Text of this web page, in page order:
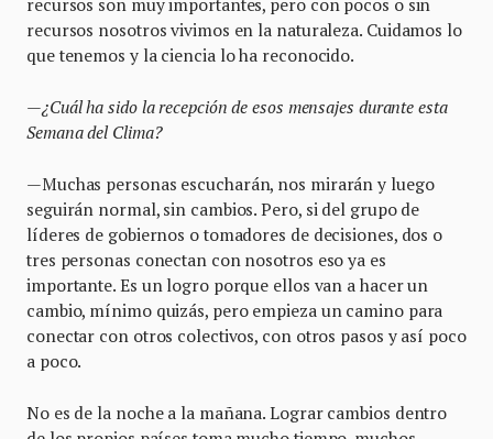
recursos son muy importantes, pero con pocos o sin
recursos nosotros vivimos en la naturaleza. Cuidamos lo
que tenemos y la ciencia lo ha reconocido.
—¿Cuál ha sido la recepción de esos mensajes durante esta
Semana del Clima?
—Muchas personas escucharán, nos mirarán y luego
seguirán normal, sin cambios. Pero, si del grupo de
líderes de gobiernos o tomadores de decisiones, dos o
tres personas conectan con nosotros eso ya es
importante. Es un logro porque ellos van a hacer un
cambio, mínimo quizás, pero empieza un camino para
conectar con otros colectivos, con otros pasos y así poco
a poco.
No es de la noche a la mañana. Lograr cambios dentro